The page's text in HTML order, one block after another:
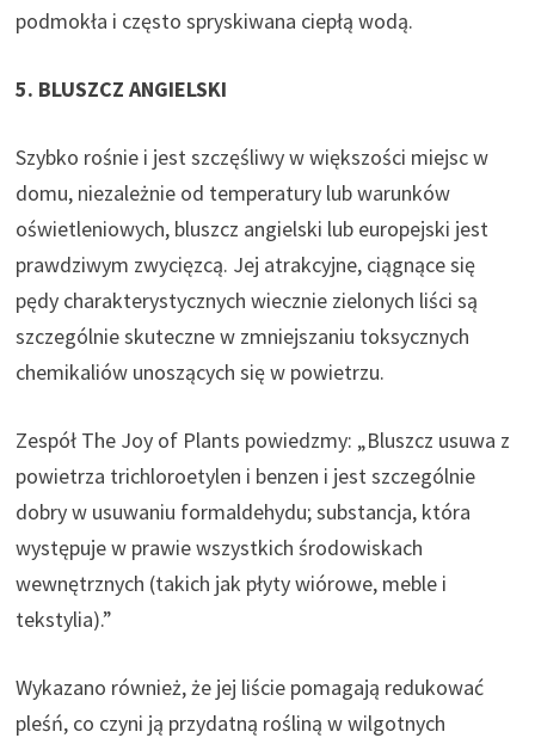
podmokła i często spryskiwana ciepłą wodą.
5. BLUSZCZ ANGIELSKI
Szybko rośnie i jest szczęśliwy w większości miejsc w
domu, niezależnie od temperatury lub warunków
oświetleniowych, bluszcz angielski lub europejski jest
prawdziwym zwycięzcą. Jej atrakcyjne, ciągnące się
pędy charakterystycznych wiecznie zielonych liści są
szczególnie skuteczne w zmniejszaniu toksycznych
chemikaliów unoszących się w powietrzu.
Zespół The Joy of Plants powiedzmy: „Bluszcz usuwa z
powietrza trichloroetylen i benzen i jest szczególnie
dobry w usuwaniu formaldehydu; substancja, która
występuje w prawie wszystkich środowiskach
wewnętrznych (takich jak płyty wiórowe, meble i
tekstylia).”
Wykazano również, że jej liście pomagają redukować
pleśń, co czyni ją przydatną rośliną w wilgotnych